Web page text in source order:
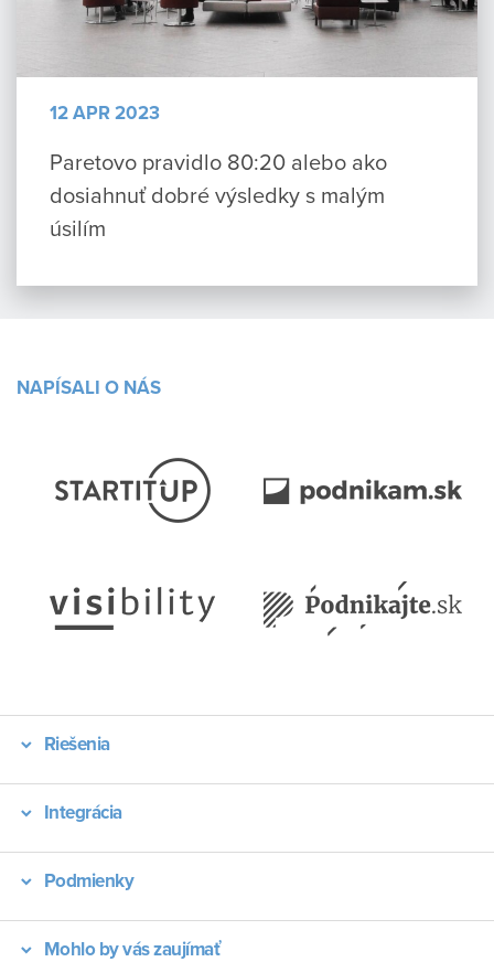
12 APR 2023
Paretovo pravidlo 80:20 alebo ako
dosiahnuť dobré výsledky s malým
úsilím
NAPÍSALI O NÁS
Riešenia
Integrácia
Podmienky
Mohlo by vás zaujímať